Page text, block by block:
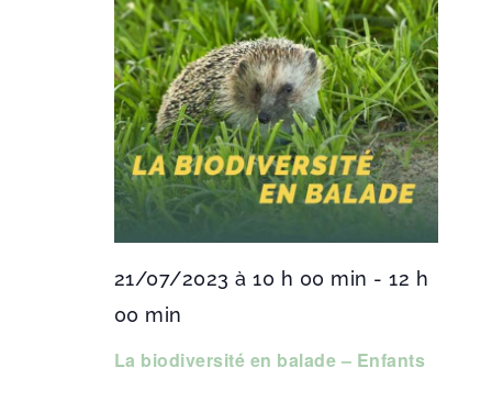
La biodiversité en balade – Enfants
21/07/2023 à 10 h 00 min - 12 h
00 min